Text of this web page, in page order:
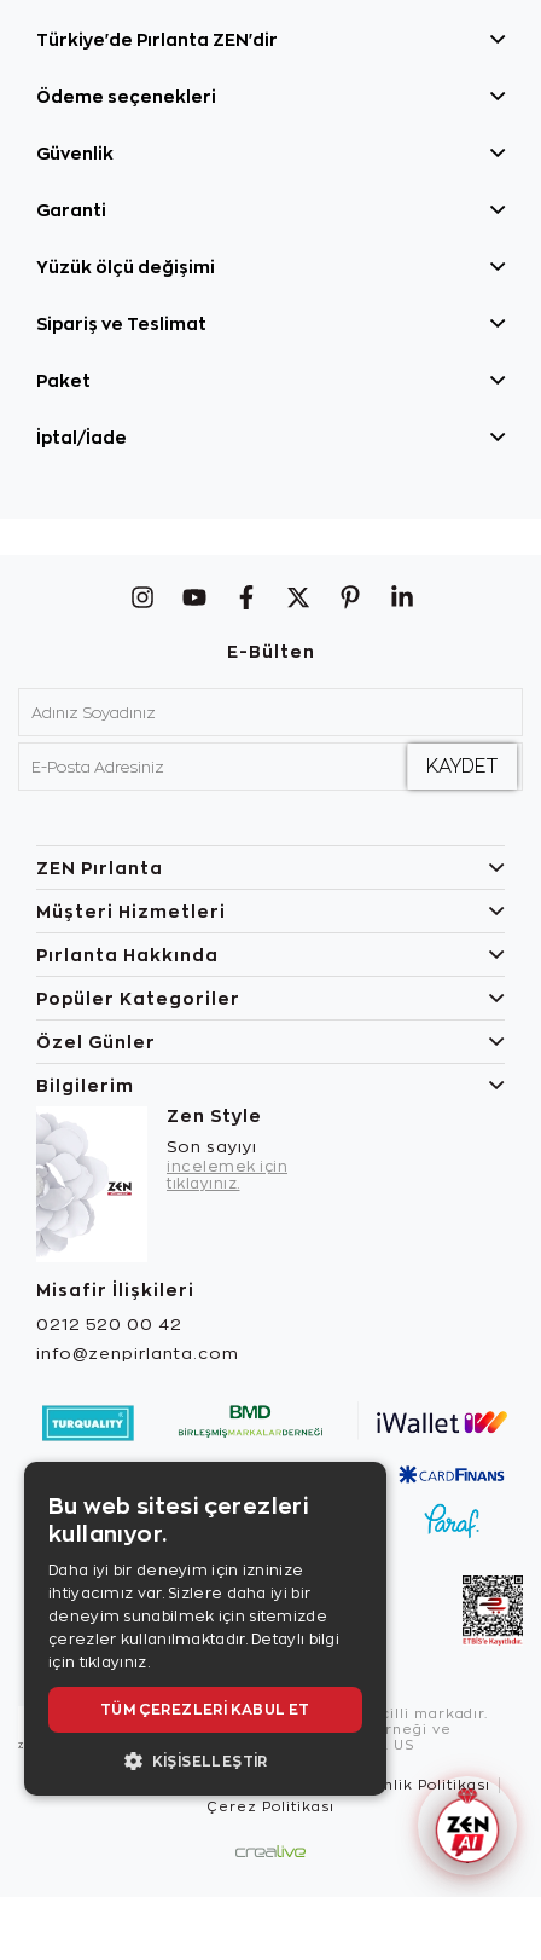
Türkiye'de Pırlanta ZEN'dir
Ödeme seçenekleri
Güvenlik
Garanti
Yüzük ölçü değişimi
Sipariş ve Teslimat
Paket
İptal/İade
E-Bülten
ZEN Pırlanta
Müşteri Hizmetleri
Pırlanta Hakkında
Popüler Kategoriler
Özel Günler
Bilgilerim
Zen Style
Son sayıyı
incelemek için
tıklayınız.
Misafir İlişkileri
0212 520 00 42
info@zenpirlanta.com
Copyright © 2026, Zen Diamond tescilli markadır.
Zen Diamond Birleşmiş Markalar Derneği ve
Turquality Destek Programı üyesidir. US
Güvenlik Politikası
Çerez Politikası
Bu web sitesi çerezleri
kullanıyor.
Daha iyi bir deneyim için izninize
ihtiyacımız var. Sizlere daha iyi bir
deneyim sunabilmek için sitemizde
çerezler kullanılmaktadır. Detaylı bilgi
için tıklayınız.
TÜM ÇEREZLERI KABUL ET
KIŞISELLEŞTIR